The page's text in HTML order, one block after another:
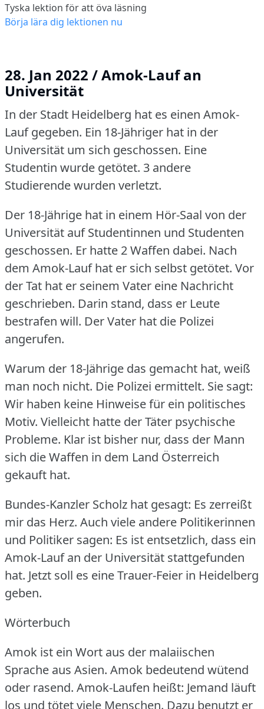
Tyska lektion för att öva läsning
Börja lära dig lektionen nu
28. Jan 2022 / Amok-Lauf an
Universität
In der Stadt Heidelberg hat es einen Amok-
Lauf gegeben. Ein 18-Jähriger hat in der
Universität um sich geschossen. Eine
Studentin wurde getötet. 3 andere
Studierende wurden verletzt.
Der 18-Jährige hat in einem Hör-Saal von der
Universität auf Studentinnen und Studenten
geschossen. Er hatte 2 Waffen dabei. Nach
dem Amok-Lauf hat er sich selbst getötet. Vor
der Tat hat er seinem Vater eine Nachricht
geschrieben. Darin stand, dass er Leute
bestrafen will. Der Vater hat die Polizei
angerufen.
Warum der 18-Jährige das gemacht hat, weiß
man noch nicht. Die Polizei ermittelt. Sie sagt:
Wir haben keine Hinweise für ein politisches
Motiv. Vielleicht hatte der Täter psychische
Probleme. Klar ist bisher nur, dass der Mann
sich die Waffen in dem Land Österreich
gekauft hat.
Bundes-Kanzler Scholz hat gesagt: Es zerreißt
mir das Herz. Auch viele andere Politikerinnen
und Politiker sagen: Es ist entsetzlich, dass ein
Amok-Lauf an der Universität stattgefunden
hat. Jetzt soll es eine Trauer-Feier in Heidelberg
geben.
Wörterbuch
Amok ist ein Wort aus der malaiischen
Sprache aus Asien. Amok bedeutend wütend
oder rasend. Amok-Laufen heißt: Jemand läuft
los und tötet viele Menschen. Dazu benutzt er